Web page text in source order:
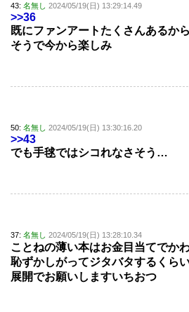
43: 名無し 2024/05/19(日) 13:29:14.49
>>36
既にファンアートたくさんあるか
そうで今から楽しみ
50: 名無し 2024/05/19(日) 13:30:16.20
>>43
でも手毬ではシコれなさそう…
37: 名無し 2024/05/19(日) 13:28:10.34
ことねの薄い本はお金目当てでか
恥ずかしがってジタバタするくら
展開でお願いしますいちおつ